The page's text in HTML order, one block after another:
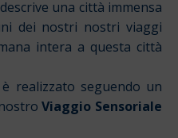
una città immensa
dei nostri nostri viaggi
intera a questa città
è realizzato seguendo un
Viaggio Sensoriale